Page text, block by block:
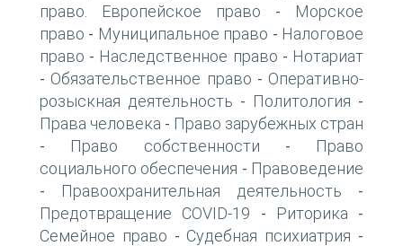
право. Европейское право -
Морское
право - Муниципальное право - Налоговое
право - Наследственное право - Нотариат
- Обязательственное право - Оперативно-
розыскная деятельность - Политология -
Права человека - Право зарубежных стран
- Право собственности -
Право
социального обеспечения - Правоведение
- Правоохранительная деятельность -
Предотвращение COVID-19 - Риторика -
Семейное право - Судебная психиатрия -